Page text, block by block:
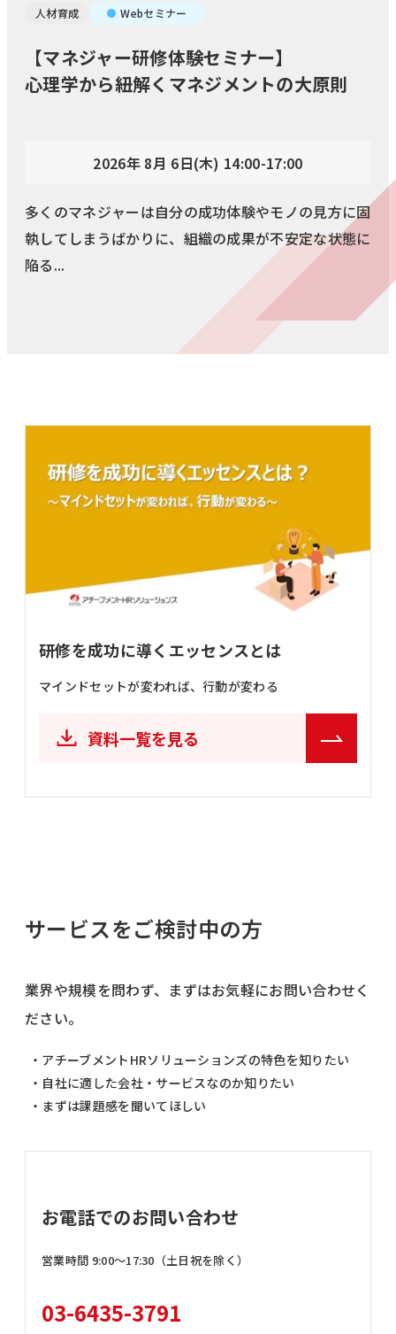
人材育成 Webセミナー
【マネジャー研修体験セミナー】
心理学から紐解くマネジメントの大原則
2026年 8月 6日(木) 14:00-17:00
多くのマネジャーは自分の成功体験やモノの見方に固
執してしまうばかりに、組織の成果が不安定な状態に
陥る...
研修を成功に導くエッセンスとは
マインドセットが変われば、行動が変わる
資料一覧を見る
サービスをご検討中の方
業界や規模を問わず、まずはお気軽にお問い合わせく
ださい。
・アチーブメントHRソリューションズの特色を知りたい
・自社に適した会社・サービスなのか知りたい
・まずは課題感を聞いてほしい
お電話でのお問い合わせ
営業時間 9:00〜17:30（土日祝を除く）
03-6435-3791